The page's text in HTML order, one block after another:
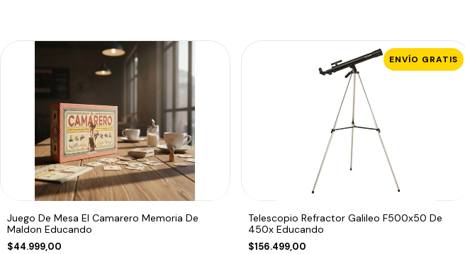
Juego De Mesa El Camarero Memoria De
Maldon Educando
$44.999,00
ENVÍO GRATIS
Telescopio Refractor Galileo F500x50 De
450x Educando
$156.499,00